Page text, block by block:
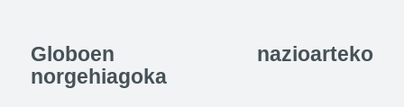
Globoen nazioarteko
norgehiagoka